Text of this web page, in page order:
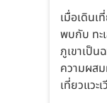
เมื่อเดินเ
พบกับ ทะ
ภูเขาเป็
ความผส
เที่ยวแว